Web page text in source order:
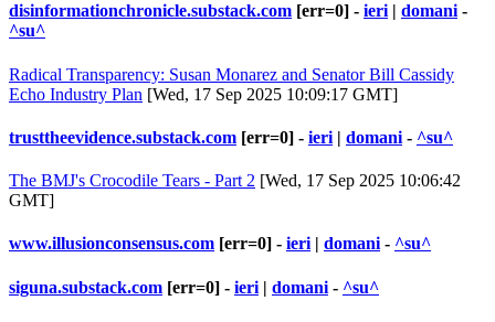
disinformationchronicle.substack.com [err=0] - ieri | domani -
^su^
Radical Transparency: Susan Monarez and Senator Bill Cassidy
Echo Industry Plan [Wed, 17 Sep 2025 10:09:17 GMT]
trusttheevidence.substack.com [err=0] - ieri | domani - ^su^
The BMJ's Crocodile Tears - Part 2 [Wed, 17 Sep 2025 10:06:42
GMT]
www.illusionconsensus.com [err=0] - ieri | domani - ^su^
siguna.substack.com [err=0] - ieri | domani - ^su^